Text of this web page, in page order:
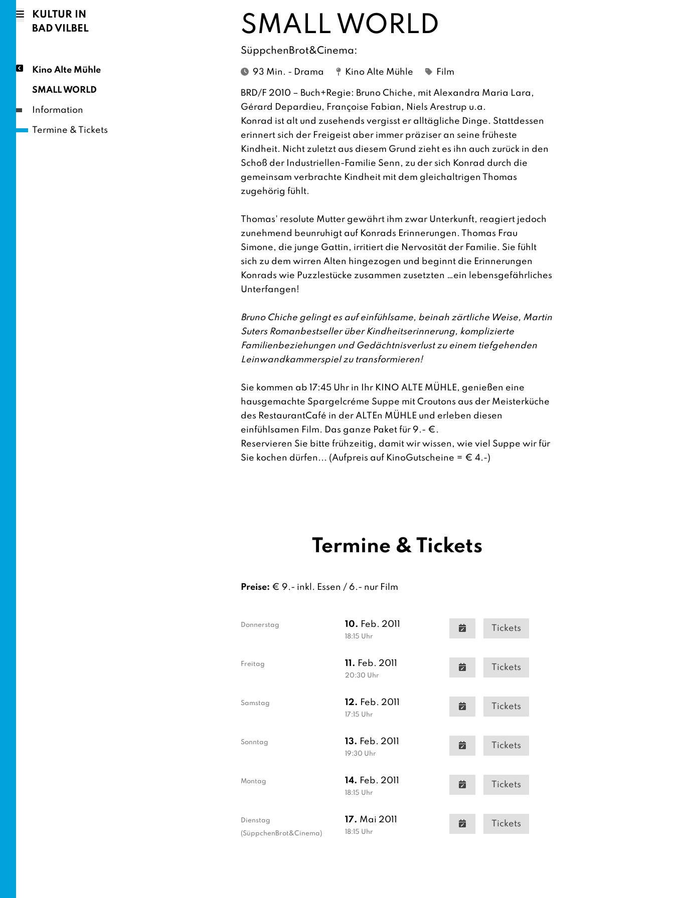
KULTUR IN
BAD VILBEL
Kino Alte Mühle
SMALL WORLD
Information
Termine & Tickets
SMALL WORLD
SüppchenBrot&Cinema:
93 Min. - Drama Kino Alte Mühle Film
BRD/F 2010 – Buch+Regie: Bruno Chiche, mit Alexandra Maria Lara,
Gérard Depardieu, Françoise Fabian, Niels Arestrup u.a.
Konrad ist alt und zusehends vergisst er alltägliche Dinge. Stattdessen
erinnert sich der Freigeist aber immer präziser an seine früheste
Kindheit. Nicht zuletzt aus diesem Grund zieht es ihn auch zurück in den
Schoß der Industriellen-Familie Senn, zu der sich Konrad durch die
gemeinsam verbrachte Kindheit mit dem gleichaltrigen Thomas
zugehörig fühlt.
Thomas' resolute Mutter gewährt ihm zwar Unterkunft, reagiert jedoch
zunehmend beunruhigt auf Konrads Erinnerungen. Thomas Frau
Simone, die junge Gattin, irritiert die Nervosität der Familie. Sie fühlt
sich zu dem wirren Alten hingezogen und beginnt die Erinnerungen
Konrads wie Puzzlestücke zusammen zusetzten …ein lebensgefährliches
Unterfangen!
Bruno Chiche gelingt es auf einfühlsame, beinah zärtliche Weise, Martin
Suters Romanbestseller über Kindheitserinnerung, komplizierte
Familienbeziehungen und Gedächtnisverlust zu einem tiefgehenden
Leinwandkammerspiel zu transformieren!
Sie kommen ab 17:45 Uhr in Ihr KINO ALTE MÜHLE, genießen eine
hausgemachte Spargelcréme Suppe mit Croutons aus der Meisterküche
des RestaurantCafé in der ALTEn MÜHLE und erleben diesen
einfühlsamen Film. Das ganze Paket für 9.- €.
Reservieren Sie bitte frühzeitig, damit wir wissen, wie viel Suppe wir für
Sie kochen dürfen... (Aufpreis auf KinoGutscheine = € 4.-)
Termine & Tickets
Preise: € 9.- inkl. Essen / 6.- nur Film
Donnerstag 10. Feb. 2011
18:15 Uhr
Tickets
Freitag 11. Feb. 2011
20:30 Uhr
Tickets
Samstag 12. Feb. 2011
17:15 Uhr
Tickets
Sonntag 13. Feb. 2011
19:30 Uhr
Tickets
Montag 14. Feb. 2011
18:15 Uhr
Tickets
Dienstag
(SüppchenBrot&Cinema)
17. Mai 2011
18:15 Uhr
Tickets